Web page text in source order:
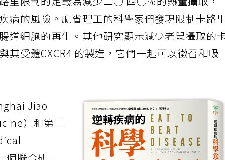
里限制的定義為減少二○ 四○％的熱量攝取，
病的風險。麻省理工的科學家們發現限制卡路
道細胞的再生。其他研究顯示減少老鼠攝取的卡
其受體CXCR4 的製造，它們一起可以徵召和吸
Jiao
）和第二